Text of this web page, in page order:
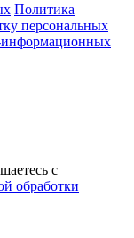
Политика
персональных
информационных
с
обработки